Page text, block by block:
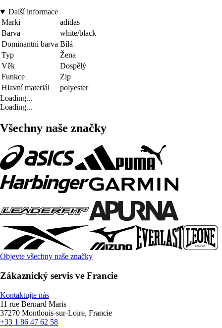
Další informace
Marki
adidas
Barva
white/black
Dominantní barva Bílá
Typ
Žena
Věk
Dospělý
Funkce
Zip
Hlavní materiál
polyester
Loading...
Loading...
Všechny naše značky
Objevte všechny naše značky
Zákaznický servis ve Francie
Kontaktujte nás
11 rue Bernard Maris
37270 Montlouis-sur-Loire, Francie
+33 1 86 47 62 58